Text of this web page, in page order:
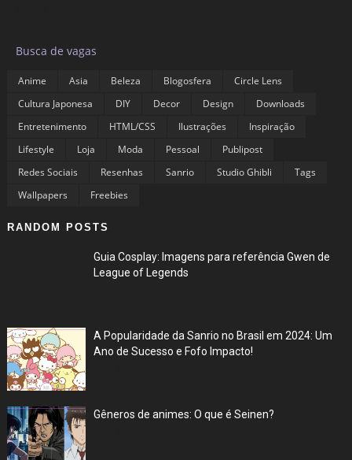
Busca de vagas
Anime Asia Beleza Blogosfera
Circle Lens
Cultura Japonesa
DIY Decor Design
Downloads
Entretenimento
HTML/CSS Ilustrações
Inspiração
Lifestyle
Loja Moda Pessoal
Publipost
Redes Sociais
Resenhas Sanrio Studio Ghibli
Tags
Wallpapers
Freebies
RANDOM POSTS
Guia Cosplay: Imagens para referência Gwen de
League of Legends
A Popularidade da Sanrio no Brasil em 2024: Um
Ano de Sucesso e Fofo Impacto!
Gêneros de animes: O que é Seinen?